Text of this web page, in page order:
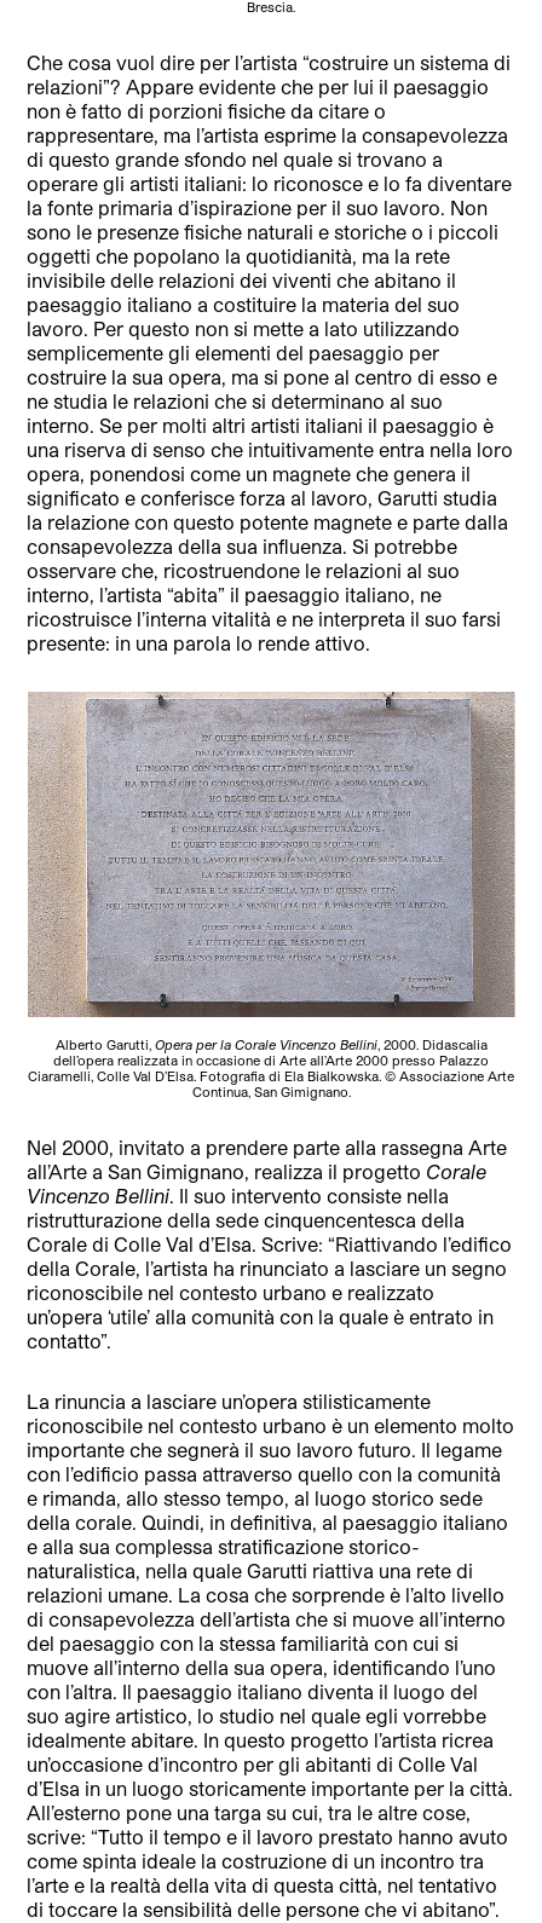
Brescia.
Che cosa vuol dire per l’artista “costruire un sistema di
relazioni”? Appare evidente che per lui il paesaggio
non è fatto di porzioni fisiche da citare o
rappresentare, ma l’artista esprime la consapevolezza
di questo grande sfondo nel quale si trovano a
operare gli artisti italiani: lo riconosce e lo fa diventare
la fonte primaria d’ispirazione per il suo lavoro. Non
sono le presenze fisiche naturali e storiche o i piccoli
oggetti che popolano la quotidianità, ma la rete
invisibile delle relazioni dei viventi che abitano il
paesaggio italiano a costituire la materia del suo
lavoro. Per questo non si mette a lato utilizzando
semplicemente gli elementi del paesaggio per
costruire la sua opera, ma si pone al centro di esso e
ne studia le relazioni che si determinano al suo
interno. Se per molti altri artisti italiani il paesaggio è
una riserva di senso che intuitivamente entra nella loro
opera, ponendosi come un magnete che genera il
significato e conferisce forza al lavoro, Garutti studia
la relazione con questo potente magnete e parte dalla
consapevolezza della sua influenza. Si potrebbe
osservare che, ricostruendone le relazioni al suo
interno, l’artista “abita” il paesaggio italiano, ne
ricostruisce l’interna vitalità e ne interpreta il suo farsi
presente: in una parola lo rende attivo.
Alberto Garutti, Opera per la Corale Vincenzo Bellini, 2000. Didascalia
dell’opera realizzata in occasione di Arte all’Arte 2000 presso Palazzo
Ciaramelli, Colle Val D’Elsa. Fotografia di Ela Bialkowska. © Associazione Arte
Continua, San Gimignano.
Nel 2000, invitato a prendere parte alla rassegna Arte
all’Arte a San Gimignano, realizza il progetto Corale
Vincenzo Bellini. Il suo intervento consiste nella
ristrutturazione della sede cinquencentesca della
Corale di Colle Val d’Elsa. Scrive: “Riattivando l’edifico
della Corale, l’artista ha rinunciato a lasciare un segno
riconoscibile nel contesto urbano e realizzato
un’opera ‘utile’ alla comunità con la quale è entrato in
contatto”.
La rinuncia a lasciare un’opera stilisticamente
riconoscibile nel contesto urbano è un elemento molto
importante che segnerà il suo lavoro futuro. Il legame
con l’edificio passa attraverso quello con la comunità
e rimanda, allo stesso tempo, al luogo storico sede
della corale. Quindi, in definitiva, al paesaggio italiano
e alla sua complessa stratificazione storico-
naturalistica, nella quale Garutti riattiva una rete di
relazioni umane. La cosa che sorprende è l’alto livello
di consapevolezza dell’artista che si muove all’interno
del paesaggio con la stessa familiarità con cui si
muove all’interno della sua opera, identificando l’uno
con l’altra. Il paesaggio italiano diventa il luogo del
suo agire artistico, lo studio nel quale egli vorrebbe
idealmente abitare. In questo progetto l’artista ricrea
un’occasione d’incontro per gli abitanti di Colle Val
d’Elsa in un luogo storicamente importante per la città.
All’esterno pone una targa su cui, tra le altre cose,
scrive: “Tutto il tempo e il lavoro prestato hanno avuto
come spinta ideale la costruzione di un incontro tra
l’arte e la realtà della vita di questa città, nel tentativo
di toccare la sensibilità delle persone che vi abitano”.